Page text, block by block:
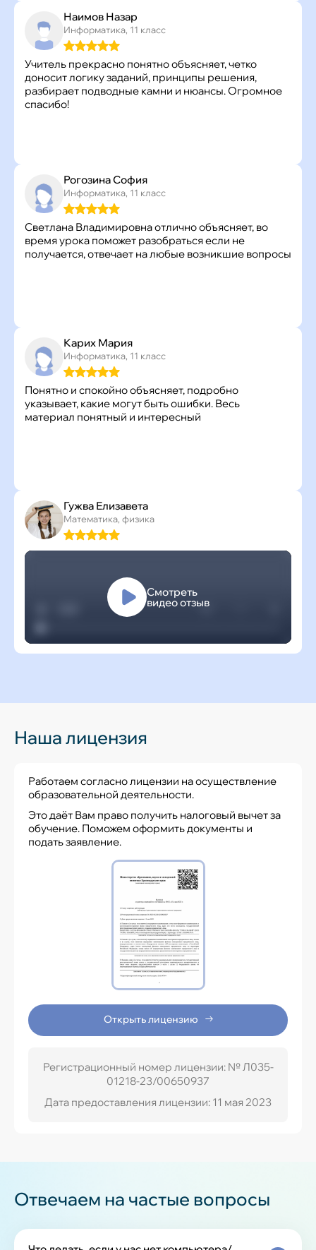
Наимов Назар
Информатика, 11 класс
Учитель прекрасно понятно объясняет, четко
доносит логику заданий, принципы решения,
разбирает подводные камни и нюансы. Огромное
спасибо!
Рогозина София
Информатика, 11 класс
Светлана Владимировна отлично объясняет, во
время урока поможет разобраться если не
получается, отвечает на любые возникшие вопросы
Карих Мария
Информатика, 11 класс
Понятно и спокойно объясняет, подробно
указывает, какие могут быть ошибки. Весь
материал понятный и интересный
Гужва Елизавета
Математика, физика
Смотреть
видео отзыв
Наша лицензия
Работаем согласно лицензии на осуществление
образовательной деятельности.
Это даёт Вам право получить налоговый вычет за
обучение. Поможем оформить документы и
подать заявление.
Открыть лицензию
Регистрационный номер лицензии: № Л035-
01218-23/00650937
Дата предоставления лицензии: 11 мая 2023
Отвечаем на частые вопросы